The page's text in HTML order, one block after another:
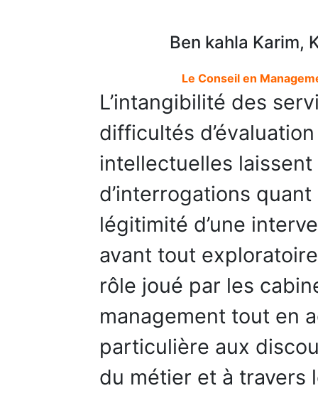
Ben kahla Karim,
Le Conseil en
L’intangibilité des
difficultés
intellectuelles
d’interrogations
légitimité d’une
avant tout
rôle joué par les
management tout en
particulière aux
du métier et à travers